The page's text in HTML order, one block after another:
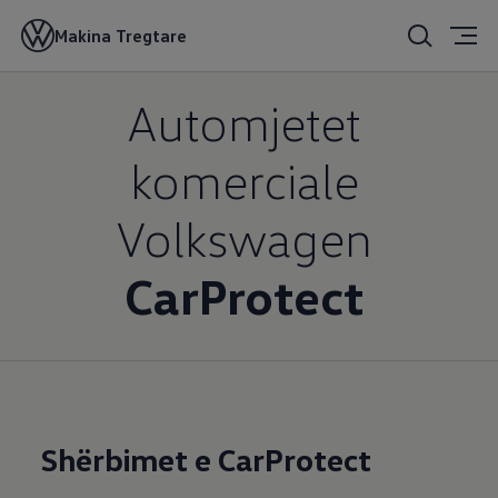
Makina Tregtare
Karroceria dhe llak
Automjetet
komerciale
Volkswagen
CarProtect
Shërbimet e CarProtect